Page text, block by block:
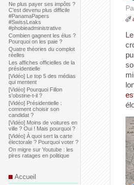
Ne plus payer ses impôts ?
C'est devenu plus difficile
#PanamaPapers
#SwissLeaks
#phobieadministrative
Combien gagnent les élus ?
Pourquoi on les paie ?
Quatre théories du complot
réelles
Les affiches officielles de la
présidentielle
[Vidéo] Le top 5 des médias
qui mentent
[Vidéo] Pourquoi Fillon
s'obstine-t-il ?
[Vidéo] Présidentielle :
comment choisir son
candidat ?
[Vidéo] Moins de voitures en
ville ? Oui ! Mais pourquoi ?
[Vidéo] À quoi sert la carte
électorale ? Pourquoi voter ?
On migre sur Youtube : les
pires ratages en politique
Accueil